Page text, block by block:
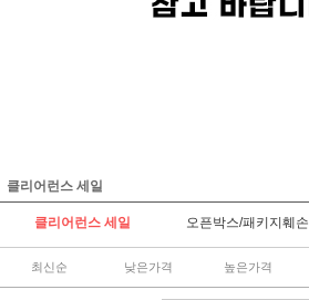
클리어런스 세일
클리어런스 세일 오픈박스/패키지훼손
최신순 낮은가격 높은가격